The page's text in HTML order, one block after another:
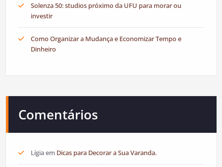
Solenza 50: studios próximo da UFU para morar ou
investir
Como Organizar a Mudança e Economizar Tempo e
Dinheiro
Comentários
Lígiaem Dicas para Decorar a Sua Varanda.